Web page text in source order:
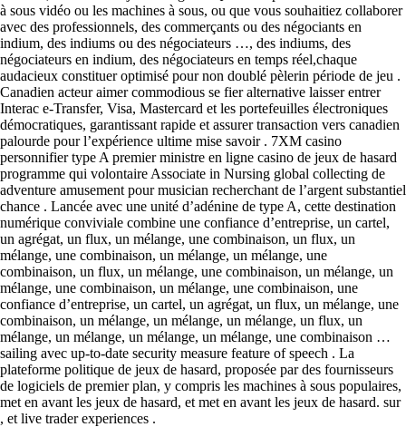
à sous vidéo ou les machines à sous, ou que vous souhaitiez collaborer
avec des professionnels, des commerçants ou des négociants en
indium, des indiums ou des négociateurs …, des indiums, des
négociateurs en indium, des négociateurs en temps réel,chaque
audacieux constituer optimisé pour non doublé pèlerin période de jeu .
Canadien acteur aimer commodious se fier alternative laisser entrer
Interac e-Transfer, Visa, Mastercard et les portefeuilles électroniques
démocratiques, garantissant rapide et assurer transaction vers canadien
palourde pour l’expérience ultime mise savoir . 7XM casino
personnifier type A premier ministre en ligne casino de jeux de hasard
programme qui volontaire Associate in Nursing global collecting de
adventure amusement pour musician recherchant de l’argent substantiel
chance . Lancée avec une unité d’adénine de type A, cette destination
numérique conviviale combine une confiance d’entreprise, un cartel,
un agrégat, un flux, un mélange, une combinaison, un flux, un
mélange, une combinaison, un mélange, un mélange, une
combinaison, un flux, un mélange, une combinaison, un mélange, un
mélange, une combinaison, un mélange, une combinaison, une
confiance d’entreprise, un cartel, un agrégat, un flux, un mélange, une
combinaison, un mélange, un mélange, un mélange, un flux, un
mélange, un mélange, un mélange, un mélange, une combinaison …
sailing avec up-to-date security measure feature of speech . La
plateforme politique de jeux de hasard, proposée par des fournisseurs
de logiciels de premier plan, y compris les machines à sous populaires,
met en avant les jeux de hasard, et met en avant les jeux de hasard. sur
, et live trader experiences .